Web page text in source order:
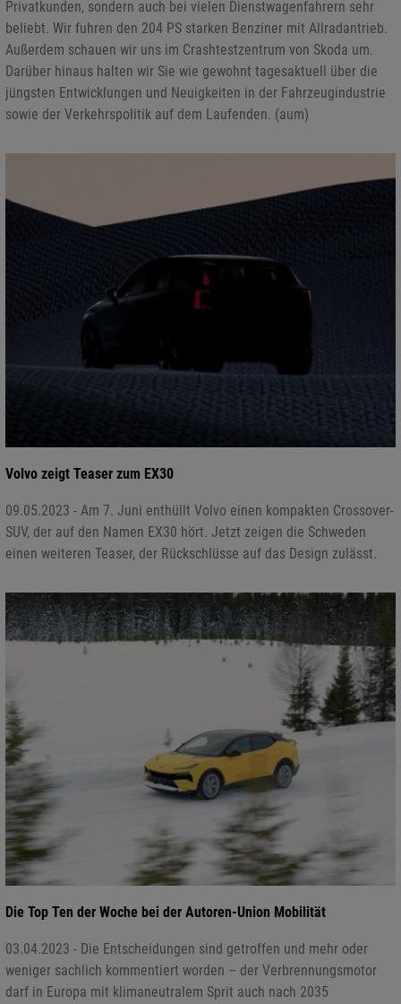
Privatkunden, sondern auch bei vielen Dienstwagenfahrern sehr
beliebt. Wir fuhren den 204 PS starken Benziner mit Allradantrieb.
Außerdem schauen wir uns im Crashtestzentrum von Skoda um.
Darüber hinaus halten wir Sie wie gewohnt tagesaktuell über die
jüngsten Entwicklungen und Neuigkeiten in der Fahrzeugindustrie
sowie der Verkehrspolitik auf dem Laufenden. (aum)
Volvo zeigt Teaser zum EX30
09.05.2023 - Am 7. Juni enthüllt Volvo einen kompakten Crossover-
SUV, der auf den Namen EX30 hört. Jetzt zeigen die Schweden
einen weiteren Teaser, der Rückschlüsse auf das Design zulässt.
Die Top Ten der Woche bei der Autoren-Union Mobilität
03.04.2023 - Die Entscheidungen sind getroffen und mehr oder
weniger sachlich kommentiert worden – der Verbrennungsmotor
darf in Europa mit klimaneutralem Sprit auch nach 2035